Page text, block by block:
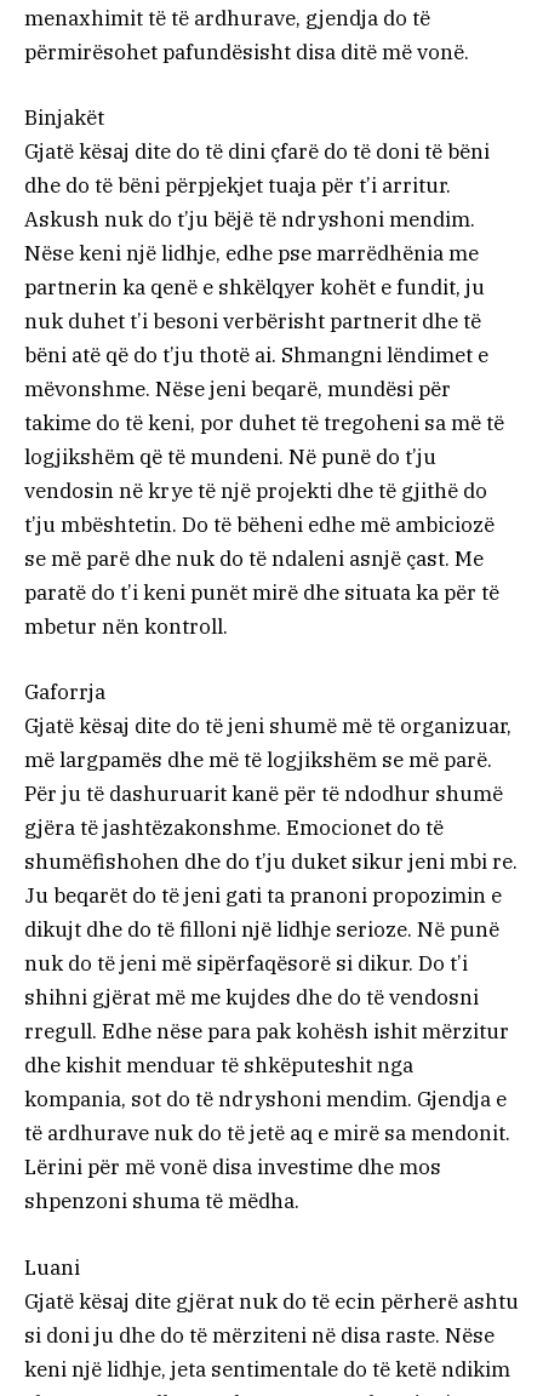
menaxhimit të të ardhurave, gjendja do të
përmirësohet pafundësisht disa ditë më vonë.
Binjakët
Gjatë kësaj dite do të dini çfarë do të doni të bëni
dhe do të bëni përpjekjet tuaja për t’i arritur.
Askush nuk do t’ju bëjë të ndryshoni mendim.
Nëse keni një lidhje, edhe pse marrëdhënia me
partnerin ka qenë e shkëlqyer kohët e fundit, ju
nuk duhet t’i besoni verbërisht partnerit dhe të
bëni atë që do t’ju thotë ai. Shmangni lëndimet e
mëvonshme. Nëse jeni beqarë, mundësi për
takime do të keni, por duhet të tregoheni sa më të
logjikshëm që të mundeni. Në punë do t’ju
vendosin në krye të një projekti dhe të gjithë do
t’ju mbështetin. Do të bëheni edhe më ambiciozë
se më parë dhe nuk do të ndaleni asnjë çast. Me
paratë do t’i keni punët mirë dhe situata ka për të
mbetur nën kontroll.
Gaforrja
Gjatë kësaj dite do të jeni shumë më të organizuar,
më largpamës dhe më të logjikshëm se më parë.
Për ju të dashuruarit kanë për të ndodhur shumë
gjëra të jashtëzakonshme. Emocionet do të
shumëfishohen dhe do t’ju duket sikur jeni mbi re.
Ju beqarët do të jeni gati ta pranoni propozimin e
dikujt dhe do të filloni një lidhje serioze. Në punë
nuk do të jeni më sipërfaqësorë si dikur. Do t’i
shihni gjërat më me kujdes dhe do të vendosni
rregull. Edhe nëse para pak kohësh ishit mërzitur
dhe kishit menduar të shkëputeshit nga
kompania, sot do të ndryshoni mendim. Gjendja e
të ardhurave nuk do të jetë aq e mirë sa mendonit.
Lërini për më vonë disa investime dhe mos
shpenzoni shuma të mëdha.
Luani
Gjatë kësaj dite gjërat nuk do të ecin përherë ashtu
si doni ju dhe do të mërziteni në disa raste. Nëse
keni një lidhje, jeta sentimentale do të ketë ndikim